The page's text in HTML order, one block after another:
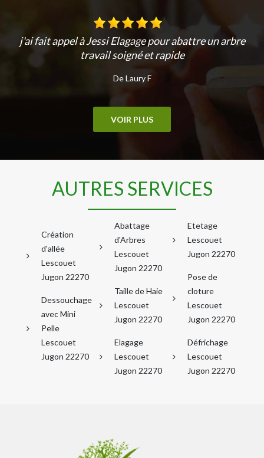
j'ai fait appel à Jessi Elagage pour abattre un arbre
travail soigné et rapide
De Laury F
VOIR PLUS
AUTRES SERVICES
Création
d'allée
Lescouet
Jugon 22270
Dessouchage
avec Mini
Pelle
Lescouet
Jugon 22270
Abattage
d'Arbres
Lescouet
Jugon 22270
Taille de Haie
Lescouet
Jugon 22270
Elagage
Lescouet
Jugon 22270
Etetage
Lescouet
Jugon 22270
Pose de
cloture
Lescouet
Jugon 22270
Défrichage
Lescouet
Jugon 22270